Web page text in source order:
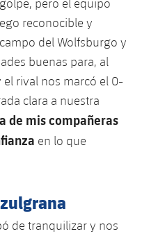
reconocible y
del Wolfsburgo y
buenas para, al
el rival nos marcó el 0-
clara a nuestra
de mis compañeras
en lo que
de tranquilizar y nos